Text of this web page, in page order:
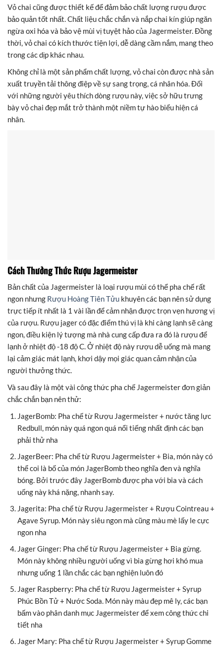
Vỏ chai cũng được thiết kế để đảm bảo chất lượng rượu được
bảo quản tốt nhất. Chất liệu chắc chắn và nắp chai kín giúp ngăn
ngừa oxi hóa và bảo vệ mùi vị tuyệt hảo của Jagermeister. Đồng
thời, vỏ chai có kích thước tiện lợi, dễ dàng cầm nắm, mang theo
trong các dịp khác nhau.
Không chỉ là một sản phẩm chất lượng, vỏ chai còn được nhà sản
xuất truyền tải thông điệp về sự sang trọng, cá nhân hóa. Đối
với những người yêu thích dòng rượu này, việc sở hữu trưng
bày vỏ chai đẹp mắt trở thành một niềm tự hào biểu hiện cá
nhân.
Cách Thưởng Thức Rượu Jagermeister
Bản chất của Jagermeister là loại rượu mùi có thể pha chế rất
ngon nhưng Rượu Hoàng Tiên Tửu khuyên các bạn nên sử dụng
trực tiếp ít nhất là 1 vài lần để cảm nhận được trọn vẹn hương vị
của rượu. Rượu jager có đặc điểm thú vị là khi càng lạnh sẽ càng
ngon, điều kiện lý tượng mà nhà cung cấp đưa ra đó là rượu để
lạnh ở nhiệt độ -18 độ C. Ở nhiệt độ này rượu dễ uống mà mang
lại cảm giác mát lạnh, khơi dậy mọi giác quan cảm nhận của
người thưởng thức.
Và sau đây là một vài công thức pha chế Jagermeister đơn giản
chắc chắn bạn nên thử:
JagerBomb: Pha chế từ Rượu Jagermeister + nước tăng lực
Redbull, món này quá ngon quá nổi tiếng nhất định các bạn
phải thử nha
JagerBeer: Pha chế từ Rượu Jagermeister + Bia, món này có
thể coi là bố của món JagerBomb theo nghĩa đen và nghĩa
bóng. Bởi trước đây JagerBomb được pha với bia và cách
uống này khá nặng, nhanh say.
Jagerita: Pha chế từ Rượu Jagermeister + Rượu Cointreau +
Agave Syrup. Món này siêu ngon mà cũng màu mè lấy le cực
ngon nha
Jager Ginger: Pha chế từ Rượu Jagermeister + Bia gừng.
Món này không nhiều người uống vì bia gừng hơi khó mua
nhưng uống 1 lần chắc các bạn nghiện luôn đó
Jager Raspberry: Pha chế từ Rượu Jagermeister + Syrup
Phúc Bồn Tử + Nước Soda. Món này màu đẹp mê ly, các bạn
bấm vào phân danh mục Jagermeister để xem công thức chi
tiết nha
Jager Mary: Pha chế từ Rượu Jagermeister + Syrup Gomme